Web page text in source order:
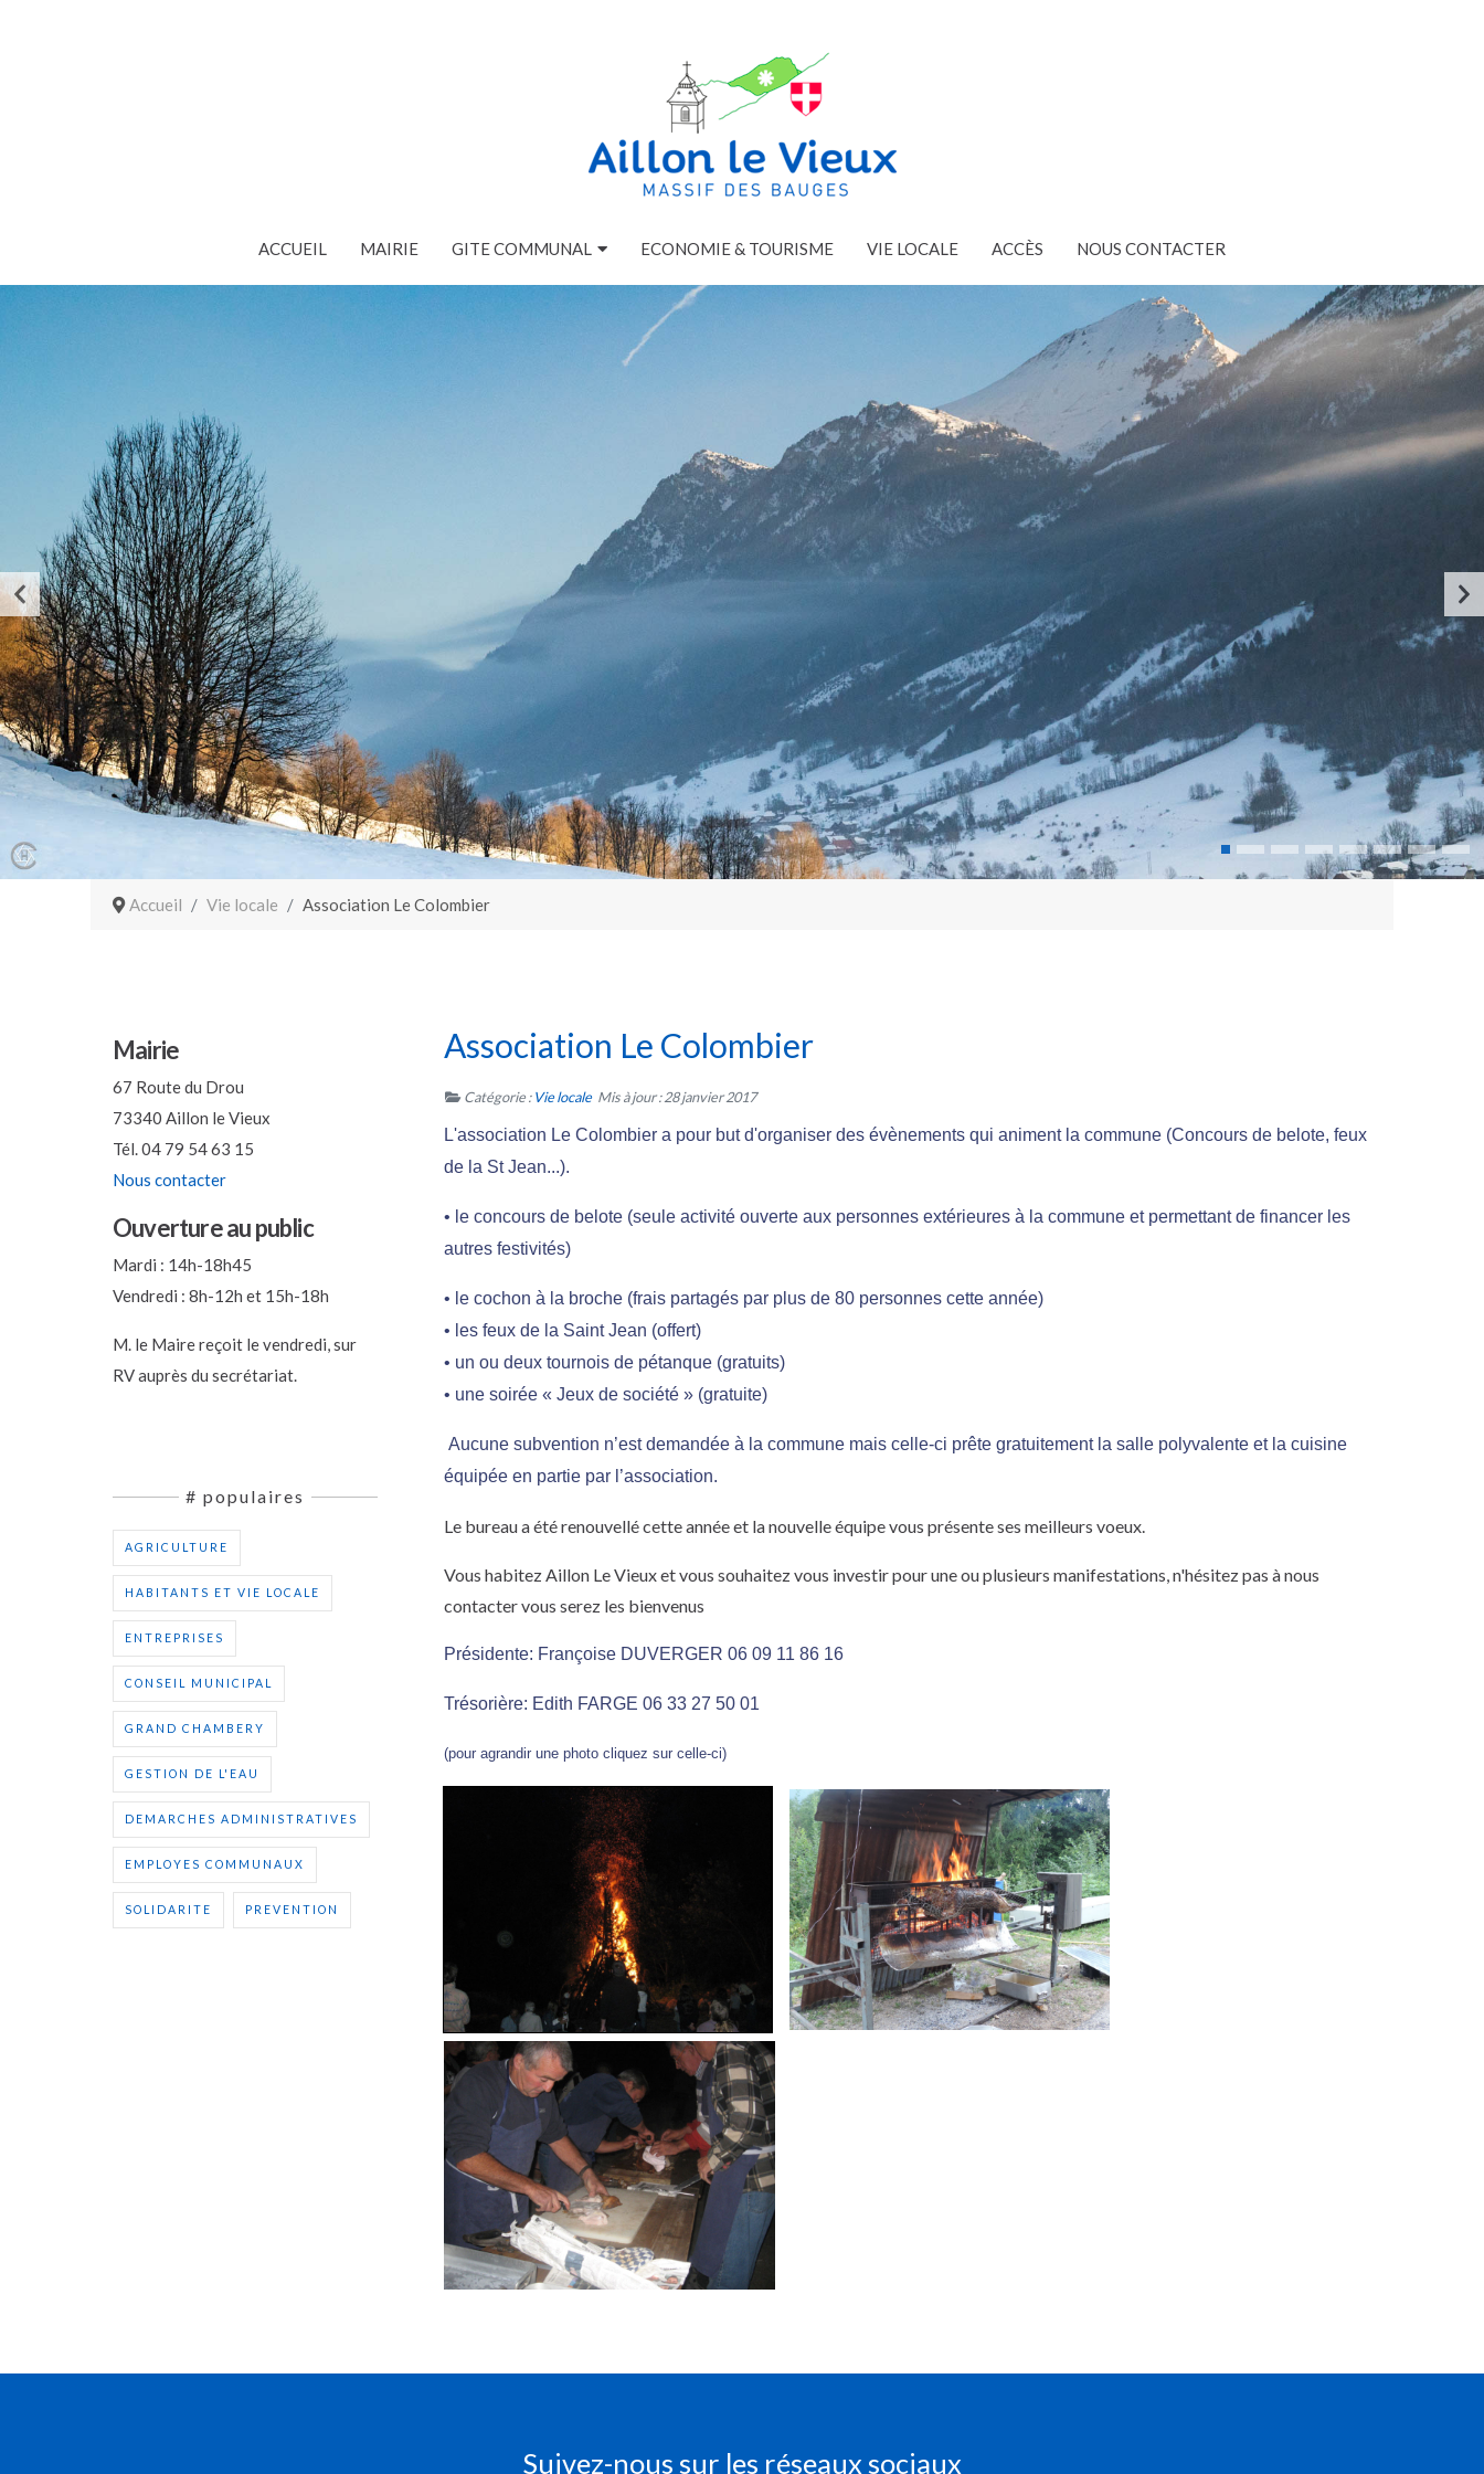
ACCUEIL MAIRIE GITE COMMUNAL ECONOMIE & TOURISME VIE LOCALE ACCÈS NOUS CONTACTER
Accueil Vie locale Association Le Colombier
Mairie
67 Route du Drou
73340 Aillon le Vieux
Tél. 04 79 54 63 15
Nous contacter
Ouverture au public
Mardi : 14h-18h45
Vendredi : 8h-12h et 15h-18h
M. le Maire reçoit le vendredi, sur
RV auprès du secrétariat.
# populaires
AGRICULTURE
HABITANTS ET VIE LOCALE
ENTREPRISES
CONSEIL MUNICIPAL
GRAND CHAMBERY
GESTION DE L'EAU
DEMARCHES ADMINISTRATIVES
EMPLOYES COMMUNAUX
SOLIDARITE PREVENTION
Association Le Colombier
Catégorie :Vie locale Mis à jour : 28 janvier 2017
L'association Le Colombier a pour but d'organiser des évènements qui animent la commune (Concours de belote, feux
de la St Jean...).
• le concours de belote (seule activité ouverte aux personnes extérieures à la commune et permettant de financer les
autres festivités)
• le cochon à la broche (frais partagés par plus de 80 personnes cette année)
• les feux de la Saint Jean (offert)
• un ou deux tournois de pétanque (gratuits)
• une soirée « Jeux de société » (gratuite)
Aucune subvention n’est demandée à la commune mais celle-ci prête gratuitement la salle polyvalente et la cuisine
équipée en partie par l’association.
Le bureau a été renouvellé cette année et la nouvelle équipe vous présente ses meilleurs voeux.
Vous habitez Aillon Le Vieux et vous souhaitez vous investir pour une ou plusieurs manifestations, n'hésitez pas à nous
contacter vous serez les bienvenus
Présidente: Françoise DUVERGER 06 09 11 86 16
Trésorière: Edith FARGE 06 33 27 50 01
(pour agrandir une photo cliquez sur celle-ci)
Suivez-nous sur les réseaux sociaux